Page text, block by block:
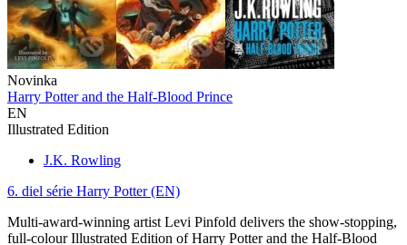
Novinka
Harry Potter and the Half-Blood Prince
EN
Illustrated Edition
J.K. Rowling
6. diel série Harry Potter (EN)
Multi-award-winning artist Levi Pinfold delivers the show-stopping,
full-colour Illustrated Edition of Harry Potter and the Half-Blood